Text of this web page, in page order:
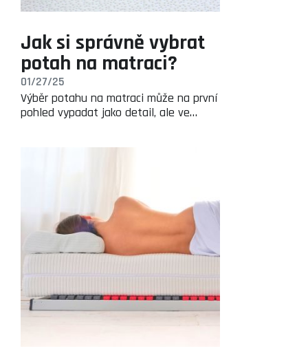
Jak si správně vybrat
potah na matraci?
01/27/25
Výběr potahu na matraci může na první
pohled vypadat jako detail, ale ve…